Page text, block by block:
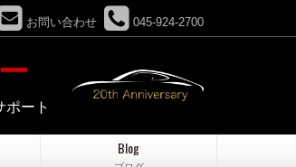
お問い合わせ 045-924-2700
ート
Blog